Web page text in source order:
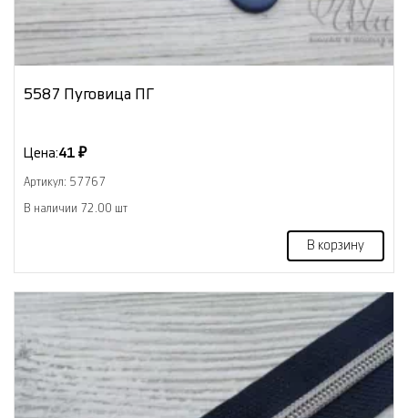
5587 Пуговица ПГ
Цена:41 ₽
Артикул: 57767
В наличии 72.00 шт
В корзину